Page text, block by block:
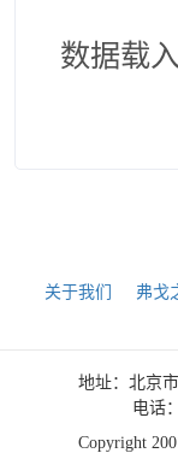
数据载
关于我们 弗戈
地址：北京
电话
Copyright